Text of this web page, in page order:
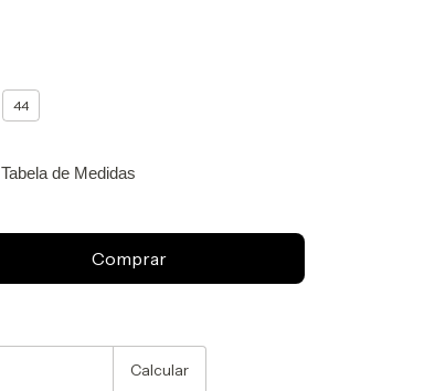
44
Tabela de Medidas
Calcular